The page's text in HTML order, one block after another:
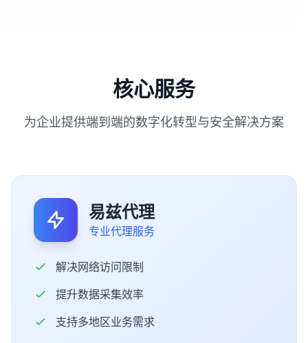
核心服务
为企业提供端到端的数字化转型与安全解决方案
易兹代理
专业代理服务
解决网络访问限制
提升数据采集效率
支持多地区业务需求